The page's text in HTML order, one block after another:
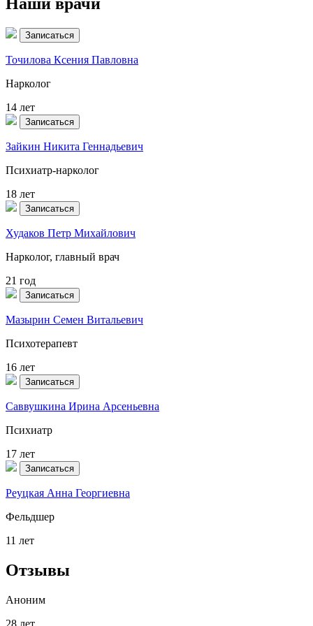
Записаться
Точилова Ксения Павловна
Нарколог
14 лет
Записаться
Зайкин Никита Геннадьевич
Психиатр-нарколог
18 лет
Записаться
Худаков Петр Михайлович
Нарколог, главный врач
21 год
Записаться
Мазырин Семен Витальевич
Психотерапевт
16 лет
Записаться
Саввушкина Ирина Арсеньевна
Психиатр
17 лет
Записаться
Реуцкая Анна Георгиевна
Фельдшер
11 лет
Отзывы
Аноним
28 лет